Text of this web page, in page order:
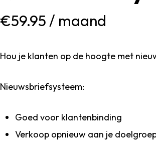
€59.95 / maand
Hou je klanten op de hoogte met
Nieuwsbriefsysteem:
Goed voor klantenbinding
Verkoop opnieuw aan je